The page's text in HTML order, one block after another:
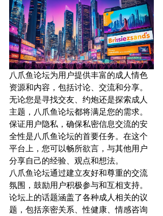
八爪鱼论坛为用户提供丰富的成人情色
资源和内容，包括讨论、交流和分享。
无论您是寻找交友、约炮还是探索成人
主题，八爪鱼论坛都将满足您的需求。
保证用户隐私，确保私密信息交流的安
全性是八爪鱼论坛的首要任务。在这个
平台上，您可以畅所欲言，与其他用户
分享自己的经验、观点和想法。
八爪鱼论坛通过建立友好和尊重的交流
氛围，鼓励用户积极参与和互相支持。
论坛上的话题涵盖了各种成人相关的议
题，包括亲密关系、性健康、情感咨询